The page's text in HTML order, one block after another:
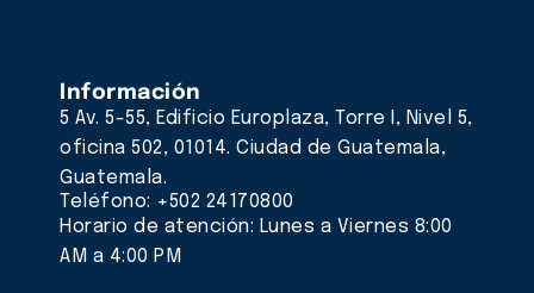
Información
5 Av. 5-55, Edificio Europlaza, Torre I, Nivel 5,
oficina 502, 01014. Ciudad de Guatemala,
Guatemala.
Teléfono: +502 24170800
Horario de atención: Lunes a Viernes 8:00
AM a 4:00 PM